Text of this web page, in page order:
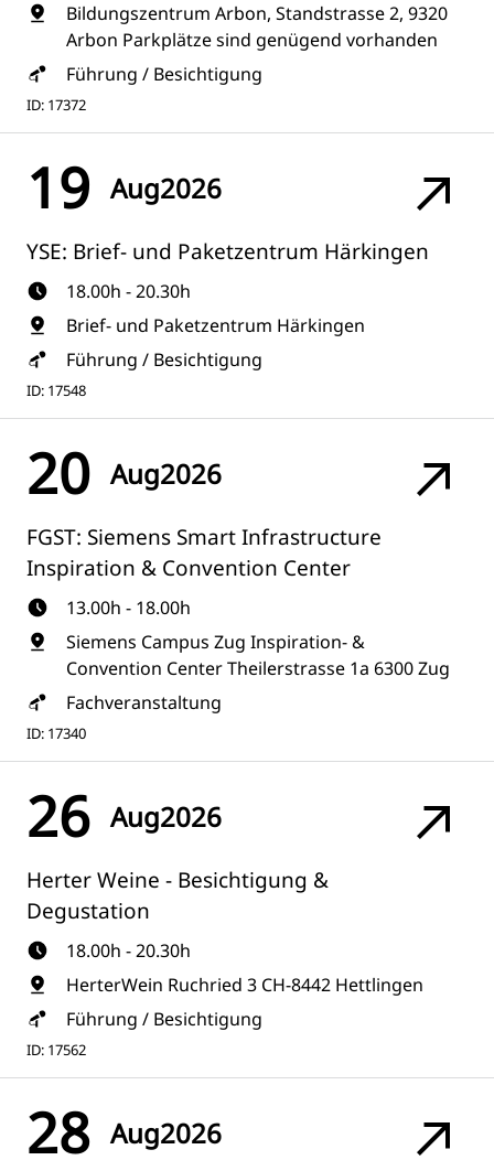
Bildungszentrum Arbon, Standstrasse 2, 9320
Arbon Parkplätze sind genügend vorhanden
Führung / Besichtigung
ID: 17372
19 Aug2026
YSE: Brief- und Paketzentrum Härkingen
18.00h - 20.30h
Brief- und Paketzentrum Härkingen
Führung / Besichtigung
ID: 17548
20 Aug2026
FGST: Siemens Smart Infrastructure
Inspiration & Convention Center
13.00h - 18.00h
Siemens Campus Zug Inspiration- &
Convention Center Theilerstrasse 1a 6300 Zug
Fachveranstaltung
ID: 17340
26 Aug2026
Herter Weine - Besichtigung &
Degustation
18.00h - 20.30h
HerterWein Ruchried 3 CH-8442 Hettlingen
Führung / Besichtigung
ID: 17562
28 Aug2026